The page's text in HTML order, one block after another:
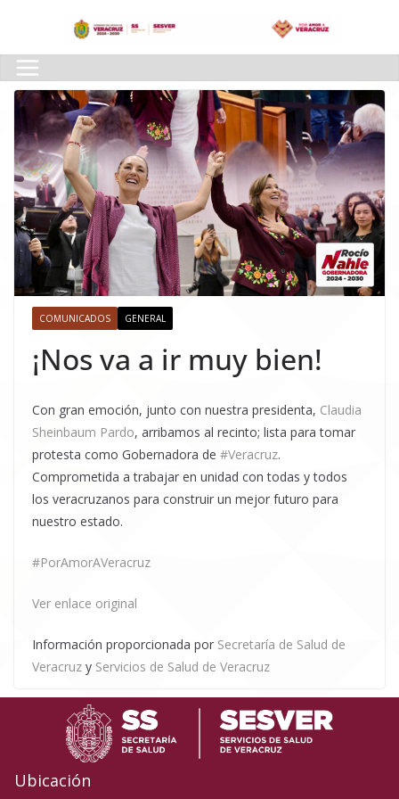
content
COMUNICADOS GENERAL
¡Nos va a ir muy bien!
Con gran emoción, junto con nuestra presidenta, Claudia
Sheinbaum Pardo, arribamos al recinto; lista para tomar
protesta como Gobernadora de #Veracruz.
Comprometida a trabajar en unidad con todas y todos
los veracruzanos para construir un mejor futuro para
nuestro estado.
#PorAmorAVeracruz
Ver enlace original
Información proporcionada por Secretaría de Salud de
Veracruz y Servicios de Salud de Veracruz
Ubicación